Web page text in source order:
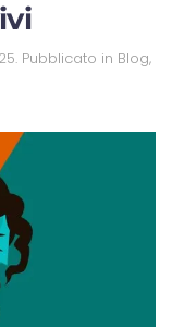
. Pubblicato in Blog,